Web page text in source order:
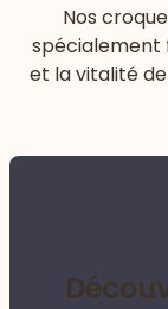
Nos
spécialement
et la vitalité